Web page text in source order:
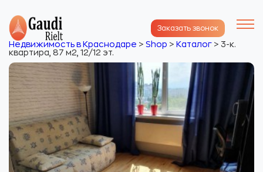
Заказать звонок
Недвижимость в Краснодаре > Shop > Каталог > 3-к.
квартира, 87 м2, 12/12 эт.